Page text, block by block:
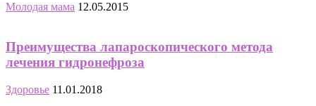
Молодая мама 12.05.2015
Преимущества лапароскопического метода
лечения гидронефроза
Здоровье 11.01.2018